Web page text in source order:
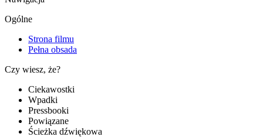
Ogólne
Strona filmu
Pełna obsada
Czy wiesz, że?
Ciekawostki
Wpadki
Pressbooki
Powiązane
Ścieżka dźwiękowa